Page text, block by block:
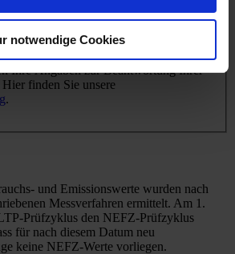
notwendige Cookies
per https an unseren Server
Ihre Angaben zur Beantwortung Ihrer
finden Sie unsere
.
und Emissionswerte wurden nach
Messverfahren ermittelt. Am 1.
Prüfzyklus den NEFZ-Prüfzyklus
für nach diesem Datum neu
keine NEFZ-Werte vorliegen.